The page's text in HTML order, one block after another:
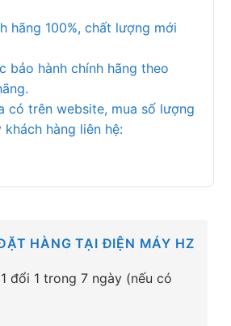
hãng 100%, chất lượng mới
bảo hành chính hãng theo
có trên website, mua số lượng
hàng liên hệ:
HÀNG TẠI ĐIỆN MÁY HZ
đổi 1 trong 7 ngày (nếu có